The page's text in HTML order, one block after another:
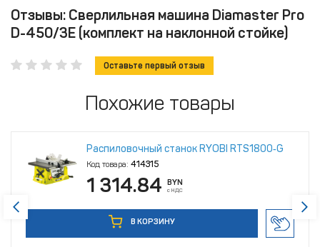
Отзывы: Сверлильная машина Diamaster Pro
D-450/3E (комплект на наклонной стойке)
Оставьте первый отзыв
Похожие товары
Распиловочный станок RYOBI RTS1800‑G
Код товара: 414315
1 314.84 BYN
с НДС
В КОРЗИНУ